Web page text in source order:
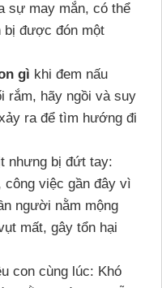
sự may mắn, có thể
bị được đón một
gì khi đem nấu
rắm, hãy ngồi và suy
ra để tìm hướng đi
nhưng bị đứt tay:
việc gần đây vì
người nằm mộng
mất, gây tổn hại
con cùng lúc: Khó